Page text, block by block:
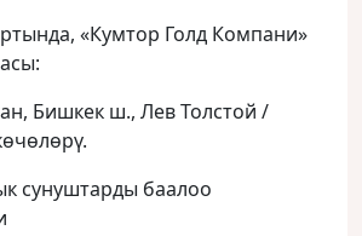
«Кумтор Голд Компани»
Бишкек ш., Лев Толстой /
сунуштарды баалоо